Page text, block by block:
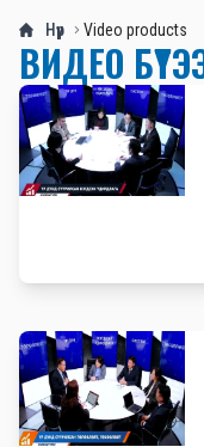
Нүүр Video products
ВИДЕО